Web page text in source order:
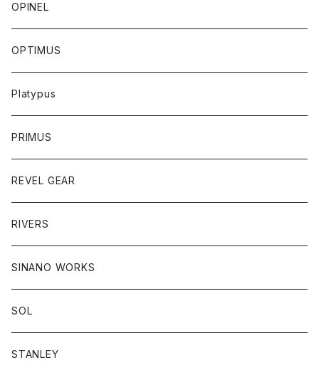
OPINEL
OPTIMUS
Platypus
PRIMUS
REVEL GEAR
RIVERS
SINANO WORKS
SOL
STANLEY